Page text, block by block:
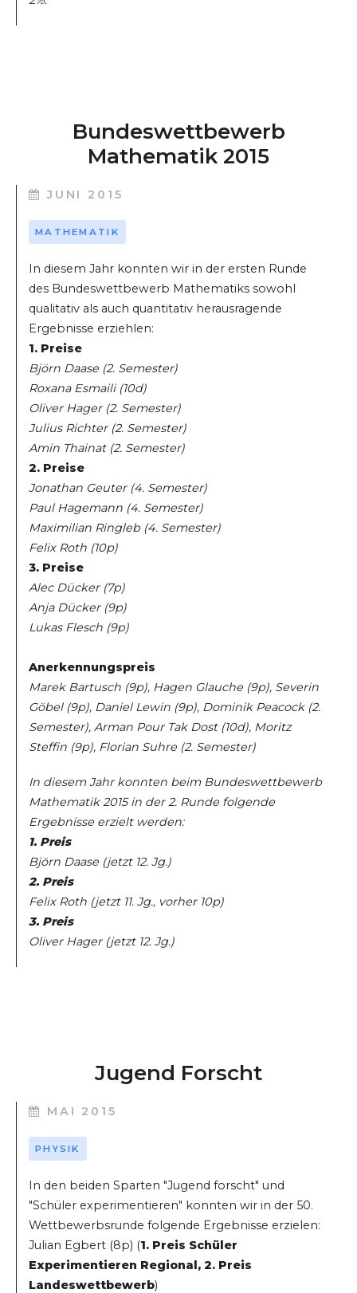
Bundeswettbewerb
Mathematik 2015
JUNI 2015
MATHEMATIK
In diesem Jahr konnten wir in der ersten Runde
des Bundeswettbewerb Mathematiks sowohl
qualitativ als auch quantitativ herausragende
Ergebnisse erziehlen:
1. Preise
Björn Daase (2. Semester)
Roxana Esmaili (10d)
Oliver Hager (2. Semester)
Julius Richter (2. Semester)
Amin Thainat (2. Semester)
2. Preise
Jonathan Geuter (4. Semester)
Paul Hagemann (4. Semester)
Maximilian Ringleb (4. Semester)
Felix Roth (10p)
3. Preise
Alec Dücker (7p)
Anja Dücker (9p)
Lukas Flesch (9p)
Anerkennungspreis
Marek Bartusch (9p), Hagen Glauche (9p), Severin
Göbel (9p), Daniel Lewin (9p), Dominik Peacock (2.
Semester), Arman Pour Tak Dost (10d), Moritz
Steffin (9p), Florian Suhre (2. Semester)
In diesem Jahr konnten beim Bundeswettbewerb
Mathematik 2015 in der 2. Runde folgende
Ergebnisse erzielt werden:
1. Preis
Björn Daase (jetzt 12. Jg.)
2. Preis
Felix Roth (jetzt 11. Jg., vorher 10p)
3. Preis
Oliver Hager (jetzt 12. Jg.)
Jugend Forscht
MAI 2015
PHYSIK
In den beiden Sparten "Jugend forscht" und
"Schüler experimentieren" konnten wir in der 50.
Wettbewerbsrunde folgende Ergebnisse erzielen:
Julian Egbert (8p) (1. Preis Schüler
Experimentieren Regional, 2. Preis
Landeswettbewerb)